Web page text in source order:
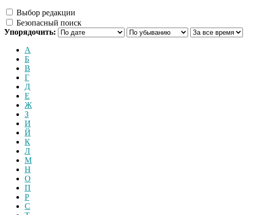
Выбор редакции
Безопасный поиск
Упорядочить:
А
Б
В
Г
Д
Е
Ж
З
И
Й
К
Л
М
Н
О
П
Р
С